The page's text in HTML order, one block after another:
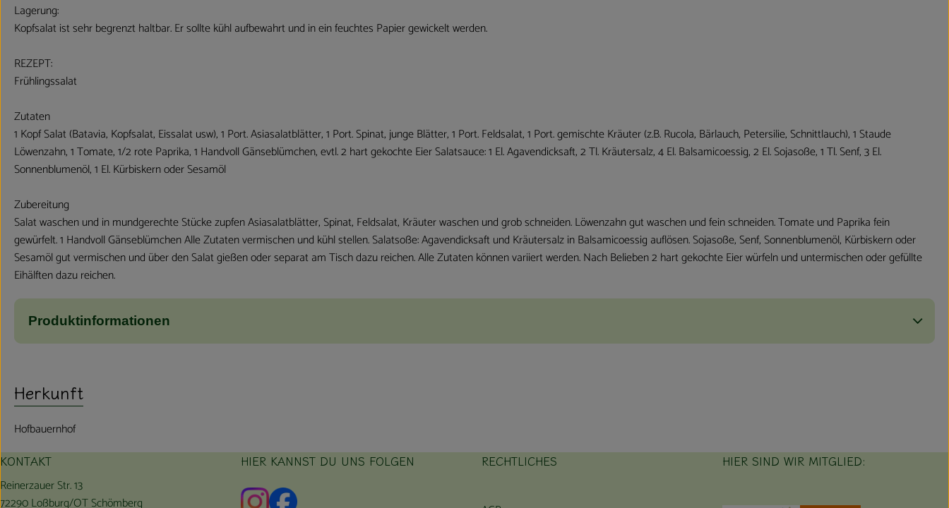
Lagerung:
Kopfsalat ist sehr begrenzt haltbar. Er sollte kühl aufbewahrt und in ein feuchtes Papier gewickelt werden.
REZEPT:
Frühlingssalat
Zutaten
1 Kopf Salat (Batavia, Kopfsalat, Eissalat usw), 1 Port. Asiasalatblätter, 1 Port. Spinat, junge Blätter, 1 Port. Feldsalat, 1 Port. gemischte Kräuter (z.B. Rucola, Bärlauch, Petersilie, Schnittlauch), 1 Staude
Löwenzahn, 1 Tomate, 1/2 rote Paprika, 1 Handvoll Gänseblümchen, evtl. 2 hart gekochte Eier Salatsauce: 1 El. Agavendicksaft, 2 Tl. Kräutersalz, 4 El. Balsamicoessig, 2 El. Sojasoße, 1 Tl. Senf, 3 El.
Sonnenblumenöl, 1 El. Kürbiskern oder Sesamöl
Zubereitung
Salat waschen und in mundgerechte Stücke zupfen Asiasalatblätter, Spinat, Feldsalat, Kräuter waschen und grob schneiden. Löwenzahn gut waschen und fein schneiden. Tomate und Paprika fein
gewürfelt. 1 Handvoll Gänseblümchen Alle Zutaten vermischen und kühl stellen. Salatsoße: Agavendicksaft und Kräutersalz in Balsamicoessig auflösen. Sojasoße, Senf, Sonnenblumenöl, Kürbiskern oder
Sesamöl gut vermischen und über den Salat gießen oder separat am Tisch dazu reichen. Alle Zutaten können variiert werden. Nach Belieben 2 hart gekochte Eier würfeln und untermischen oder gefüllte
Eihälften dazu reichen.
Produktinformationen
Herkunft
Hofbauernhof
KONTAKT
Reinerzauer Str. 13
72290 Loßburg/OT Schömberg
HIER KANNST DU UNS FOLGEN
Externer Link zu https://www.instagram.com/hofbauernhof/
Externer Link zu https://www.facebook.com/farmfarmersfarm
RECHTLICHES HIER SIND WIR MITGLIED: